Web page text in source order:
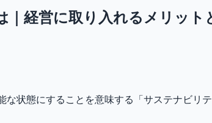
｜経営に取り入れるメリット
な状態にすることを意味する「サステナビリ